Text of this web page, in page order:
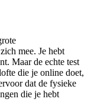
mee. Je hebt
Maar de echte test
die je online doet,
dat de fysieke
die je hebt